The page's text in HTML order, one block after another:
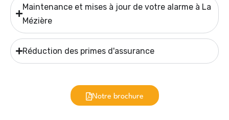
Maintenance et mises à jour de votre alarme à La
Mézière
Réduction des primes d'assurance
Notre brochure